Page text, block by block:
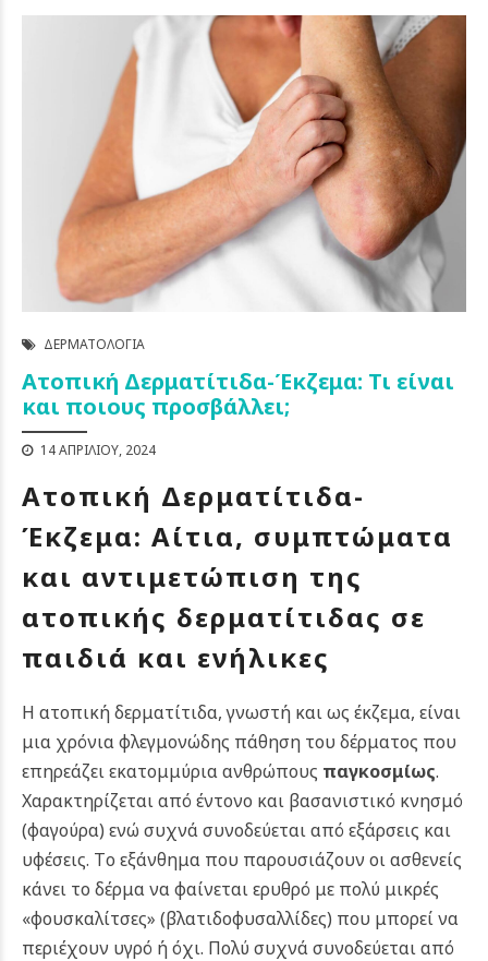
ΔΕΡΜΑΤΟΛΟΓΊΑ
Ατοπική Δερματίτιδα-Έκζεμα: Τι είναι
και ποιους προσβάλλει;
14 ΑΠΡΙΛΊΟΥ, 2024
Ατοπική Δερματίτιδα-
Έκζεμα: Αίτια, συμπτώματα
και αντιμετώπιση της
ατοπικής δερματίτιδας σε
παιδιά και ενήλικες
Η ατοπική δερματίτιδα, γνωστή και ως έκζεμα, είναι
μια χρόνια φλεγμονώδης πάθηση του δέρματος που
επηρεάζει εκατομμύρια ανθρώπους παγκοσμίως.
Χαρακτηρίζεται από έντονο και βασανιστικό κνησμό
(φαγούρα) ενώ συχνά συνοδεύεται από εξάρσεις και
υφέσεις. Τo εξάνθημα που παρουσιάζουν οι ασθενείς
κάνει το δέρμα να φαίνεται ερυθρό με πολύ μικρές
«φουσκαλίτσες» (βλατιδοφυσαλλίδες) που μπορεί να
περιέχουν υγρό ή όχι. Πολύ συχνά συνοδεύεται από